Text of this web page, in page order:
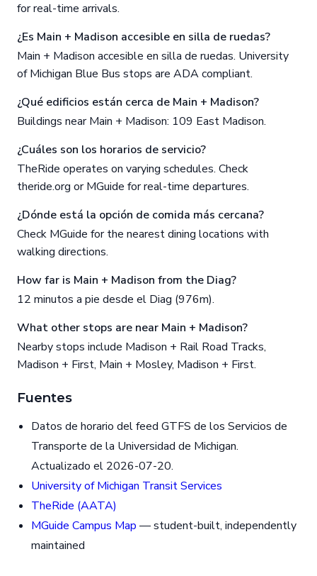
for real-time arrivals.
¿Es Main + Madison accesible en silla de ruedas?
Main + Madison accesible en silla de ruedas. University
of Michigan Blue Bus stops are ADA compliant.
¿Qué edificios están cerca de Main + Madison?
Buildings near Main + Madison: 109 East Madison.
¿Cuáles son los horarios de servicio?
TheRide operates on varying schedules. Check
theride.org or MGuide for real-time departures.
¿Dónde está la opción de comida más cercana?
Check MGuide for the nearest dining locations with
walking directions.
How far is Main + Madison from the Diag?
12 minutos a pie desde el Diag (976m).
What other stops are near Main + Madison?
Nearby stops include Madison + Rail Road Tracks,
Madison + First, Main + Mosley, Madison + First.
Fuentes
Datos de horario del feed GTFS de los Servicios de
Transporte de la Universidad de Michigan.
Actualizado el 2026-07-20.
University of Michigan Transit Services
TheRide (AATA)
MGuide Campus Map — student-built, independently
maintained